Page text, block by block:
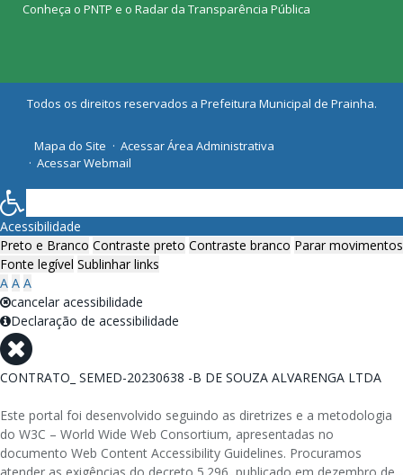
Conheça o PNTP e o Radar da Transparência Pública
Todos os direitos reservados a Prefeitura Municipal de Prainha.
Mapa do Site
Acessar Área Administrativa
Acessar Webmail
Acessibilidade
Preto e Branco Contraste preto Contraste branco Parar movimentos
Fonte legível Sublinhar links
A A A
cancelar acessibilidade
Declaração de acessibilidade
CONTRATO_ SEMED-20230638 -B DE SOUZA ALVARENGA LTDA
Este portal foi desenvolvido seguindo as diretrizes e a metodologia
do W3C – World Wide Web Consortium, apresentadas no
documento Web Content Accessibility Guidelines. Procuramos